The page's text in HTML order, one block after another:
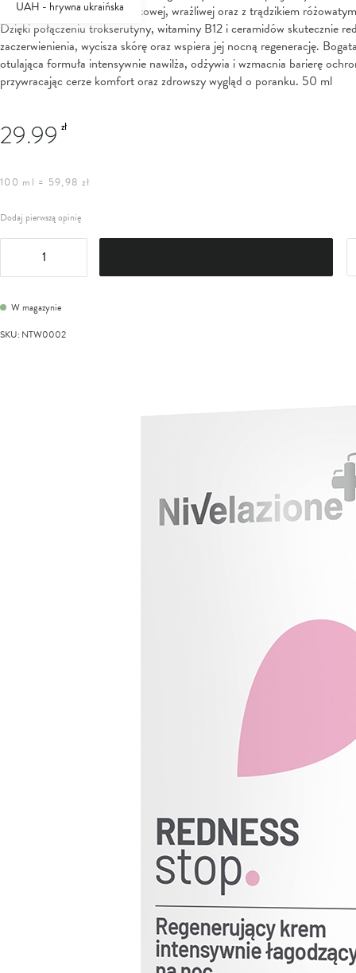
UAH - hrywna ukraińska
pielęgnacja dla skóry naczynkowej, wrażliwej oraz z trądzikiem
Dzięki połączeniu trokserutyny, witaminy B12 i ceramidów skutecznie
zaczerwienienia, wycisza skórę oraz wspiera jej nocną regenerację.
otulająca formuła intensywnie nawilża, odżywia i wzmacnia barierę
przywracając cerze komfort oraz zdrowszy wygląd o poranku. 50 ml
29.99 zł
100 ml = 59,98 zł
Dodaj pierwszą opinię
W magazynie
SKU: NTW0002